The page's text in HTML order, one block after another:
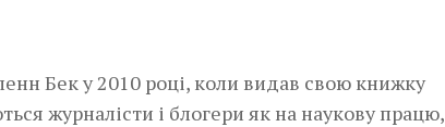
Бек у 2010 році, коли видав свою книжку
журналісти і блогери як на наукову працю,